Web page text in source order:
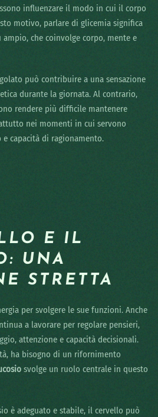
influenzare il modo in cui il corpo
motivo, parlare di glicemia significa
che coinvolge corpo, mente e
può contribuire a una sensazione
durante la giornata. Al contrario,
rendere più difficile mantenere
nei momenti in cui servono
capacità di ragionamento.
E IL
UNA
STRETTA
per svolgere le sue funzioni. Anche
a lavorare per regolare pensieri,
attenzione e capacità decisionali.
ha bisogno di un rifornimento
svolge un ruolo centrale in questo
è adeguato e stabile, il cervello può